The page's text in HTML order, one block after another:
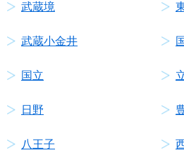
武蔵境
武蔵小金井
国立
日野
八王子